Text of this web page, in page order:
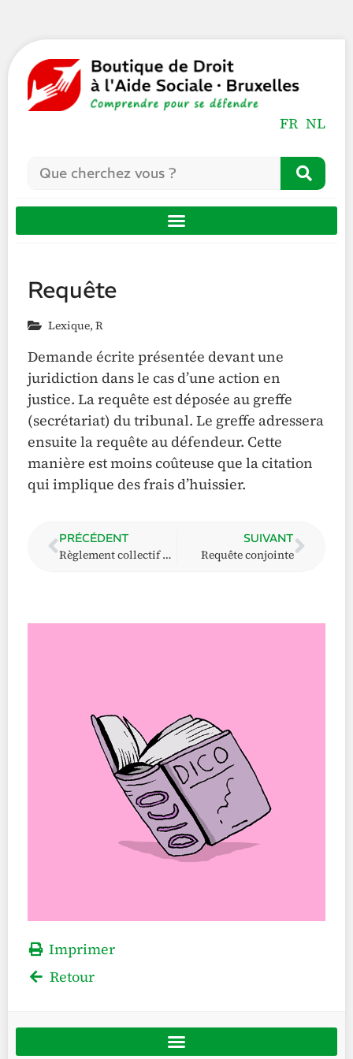
FR NL
Requête
Lexique, R
Demande écrite présentée devant une
juridiction dans le cas d’une action en
justice. La requête est déposée au greffe
(secrétariat) du tribunal. Le greffe adressera
ensuite la requête au défendeur. Cette
manière est moins coûteuse que la citation
qui implique des frais d’huissier.
PRÉCÉDENT
Règlement collectif de dettes
SUIVANT
Requête conjointe
Imprimer
Retour